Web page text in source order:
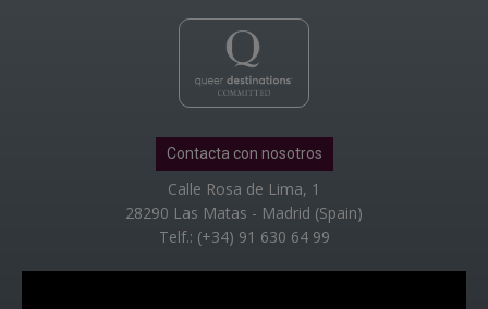
Contacta con nosotros
Calle Rosa de Lima, 1
28290 Las Matas - Madrid (Spain)
Telf.: (+34) 91 630 64 99